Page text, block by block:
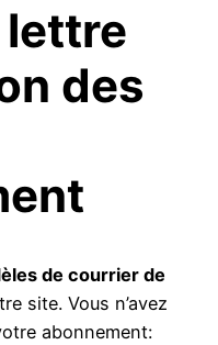
lettre
des
de courrier de
site. Vous n’avez
abonnement: